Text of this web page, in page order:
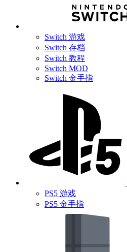
Switch 游戏
Switch 存档
Switch 教程
Switch MOD
Switch 金手指
PS5 游戏
PS5 金手指